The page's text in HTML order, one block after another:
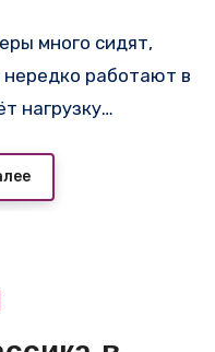
за
работают в
нагрузку…